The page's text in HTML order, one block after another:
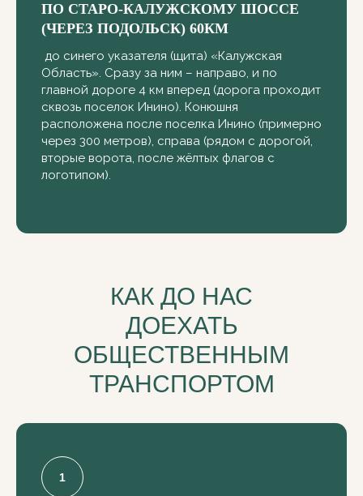
ПО СТАРО-КАЛУЖСКОМУ ШОССЕ
(ЧЕРЕЗ ПОДОЛЬСК) 60КМ
до синего указателя (щита) «Калужская
Область». Сразу за ним – направо, и по
главной дороге 4 км вперед (дорога проходит
сквозь поселок Инино). Конюшня
расположена после поселка Инино (примерно
через 300 метров), справа (рядом с дорогой,
вторые ворота, после жёлтых флагов с
логотипом).
КАК ДО НАС
ДОЕХАТЬ
ОБЩЕСТВЕННЫМ
ТРАНСПОРТОМ